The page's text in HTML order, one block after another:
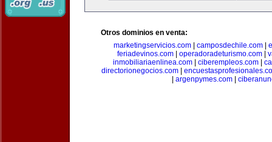
Otros dominios en venta:
marketingservicios.com| camposdechile.com|
feriadevinos.com
operadoradeturismo.com
inmobiliariaenlinea.com| ciberempleos.com|
directorionegocios.com|
argenpymes.com